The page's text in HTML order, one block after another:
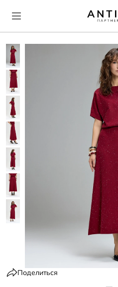
Поделиться